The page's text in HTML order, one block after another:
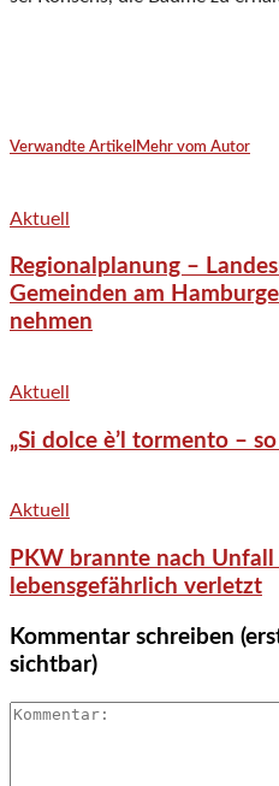
Verwandte Artikel Mehr vom Autor
Aktuell
Regionalplanung –
Gemeinden am
nehmen
Aktuell
„Si dolce è’l tormento –
Aktuell
PKW brannte nach
lebensgefährlich verletzt
Kommentar schreiben
sichtbar)